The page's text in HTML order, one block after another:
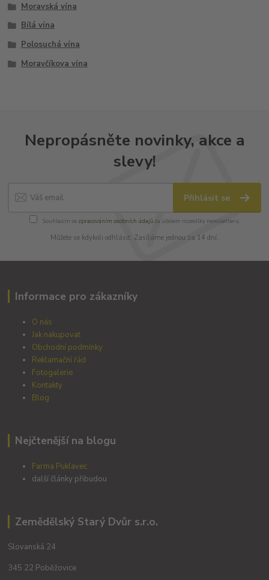
Moravská vína
Bílá vína
Polosuchá vína
Moravčíkova vína
Nepropásněte novinky, akce a
slevy!
Přihlásit se
Souhlasím se zpracováním osobních údajůza účelem rozesílky newsletteru.
Můžete se kdykoli odhlásit. Zasíláme jednou za 14 dní.
Informace pro zákazníky
O nás
Jak nakupovat
Obchodní podmínky
Reklamační řád
Fotogalerie
Kontakty
Blog
Nejčtenější na blogu
Farma Puklavec
další články přibudou
Zemědělský Starý Dvůr s.r.o.
Slovanská 24
345 22 Poběžovice